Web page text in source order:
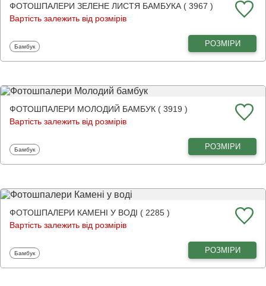
ФОТОШПАЛЕРИ ЗЕЛЕНЕ ЛИСТЯ БАМБУКА ( 3967 )
Вартість залежить від розмірів
Фотошпалери
Бамбук РОЗМІРИ
ФОТОШПАЛЕРИ МОЛОДИЙ БАМБУК ( 3919 )
Вартість залежить від розмірів
Фотошпалери
Бамбук РОЗМІРИ
ФОТОШПАЛЕРИ КАМЕНІ У ВОДІ ( 2285 )
Вартість залежить від розмірів
Фотошпалери
Бамбук РОЗМІРИ